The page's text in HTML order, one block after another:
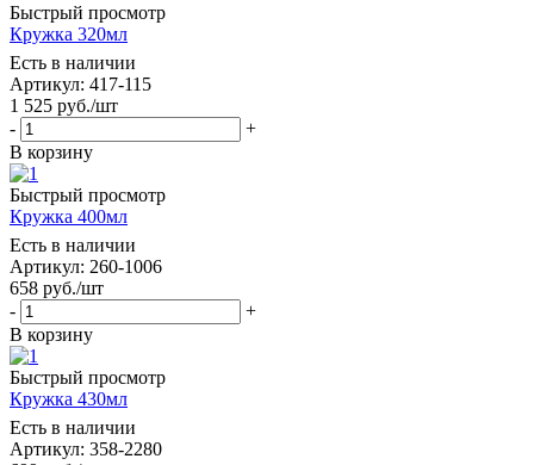
Быстрый просмотр
Кружка 320мл
Есть в наличии
Артикул: 417-115
1 525 руб./шт
-
+
В корзину
Быстрый просмотр
Кружка 400мл
Есть в наличии
Артикул: 260-1006
658 руб./шт
-
+
В корзину
Быстрый просмотр
Кружка 430мл
Есть в наличии
Артикул: 358-2280